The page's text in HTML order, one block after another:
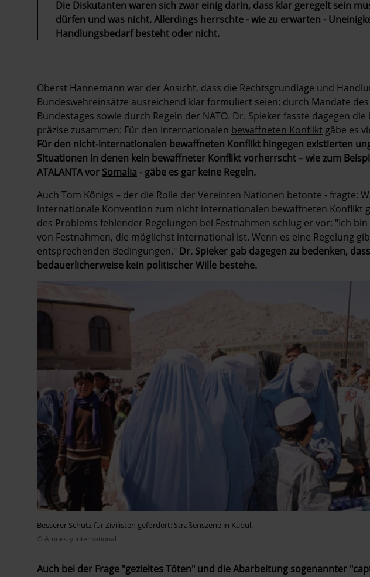
Die Diskutanten waren sich zwar einig darin, dass klar geregelt sein
dürfen und was nicht. Allerdings herrschte - wie zu erwarten -
Handlungsbedarf besteht oder nicht.
Oberst Hannemann war der Ansicht, dass die Rechtsgrundlage und
Bundeswehreinsätze ausreichend klar formuliert seien: durch Mandate
Bundestages sowie durch Regeln der NATO. Dr. Spieker fasste dagegen
präzise zusammen: Für den internationalen bewaffneten Konflikt gäbe es
Für den nicht-internationalen bewaffneten Konflikt hingegen existierten
Situationen in denen kein bewaffneter Konflikt vorherrscht – wie zum
ATALANTA vor Somalia - gäbe es gar keine Regeln.
Auch Tom Königs – der die Rolle der Vereinten Nationen betonte - fragte:
internationale Konvention zum nicht internationalen bewaffneten Konflikt
des Problems fehlender Regelungen bei Festnahmen schlug er vor: "Ich
von Festnahmen, die möglichst international ist. Wenn es eine Regelung
entsprechenden Bedingungen." Dr. Spieker gab dagegen zu bedenken,
bedauerlicherweise kein politischer Wille bestehe.
Besserer Schutz für Zivilisten gefordert: Straßenszene in Kabul.
© Amnesty International
Auch bei der Frage "gezieltes Töten" und die Abarbeitung sogenannter